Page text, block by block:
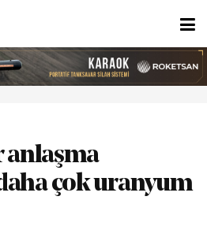
anlaşma
çok uranyum